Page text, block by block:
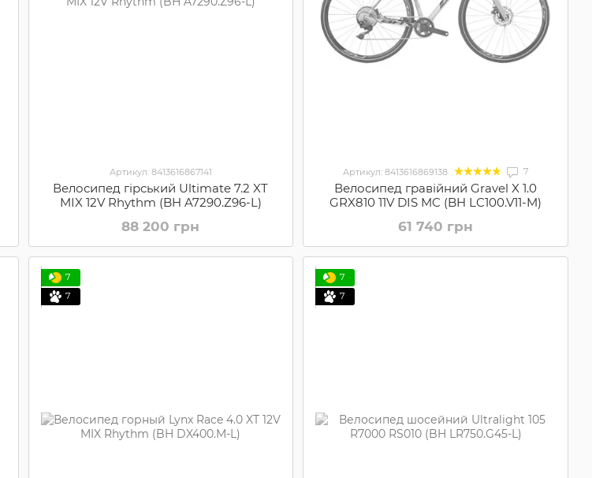
Артикул: 8413616867141
Велосипед гірський Ultimate 7.2 XT
MIX 12V Rhythm (BH A7290.Z96-L)
88 200 грн
Артикул: 8413616869138 7
Велосипед гравійний Gravel X 1.0
GRX810 11V DIS MC (BH LC100.V11-M)
61 740 грн
7
7
7
7